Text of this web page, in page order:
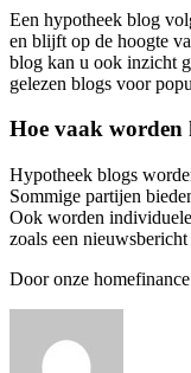
Een hypotheek blog
en blijft op de hoogte
blog kan u ook inzicht
gelezen blogs voor
Hoe vaak worden
Hypotheek blogs
Sommige partijen
Ook worden
zoals een
Door onze